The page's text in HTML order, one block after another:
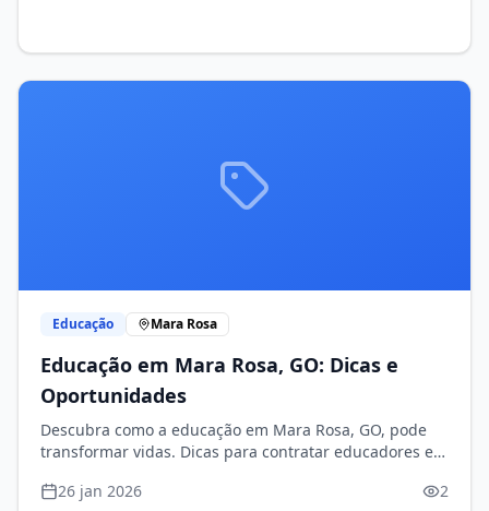
Educação Mara Rosa
Educação em Mara Rosa, GO: Dicas e
Oportunidades
Descubra como a educação em Mara Rosa, GO, pode
transformar vidas. Dicas para contratar educadores e
26 jan 2026
2